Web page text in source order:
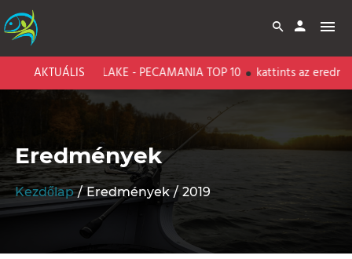
AKTUÁLIS
CARP LAKE - PECAMANIA TOP 10 kattints az eredményekért!
Eredmények
Kezdőlap Eredmények 2019